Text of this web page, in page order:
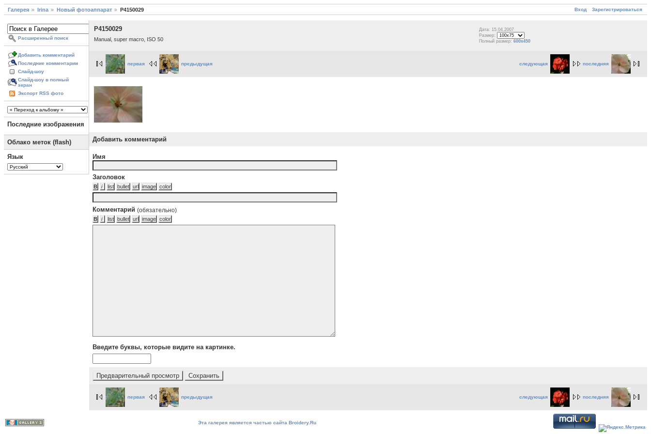
Вход Зарегистрироваться
Галерея Irina Новый фотоаппарат P4150029
Расширенный поиск
Добавить комментарий
Последние комментарии
Слайд-шоу
Слайд-шоу в полный
экран
Экспорт RSS фото
Последние изображения
Облако меток (flash)
Язык
P4150029
Manual, super macro, ISO 50
Дата: 15.04.2007
Размер:
Полный размер: 600x450
следующая последняя
первая предыдущая
Добавить комментарий
Имя
Заголовок
Комментарий (обязательно)
Введите буквы, которые видите на картинке.
следующая последняя
первая предыдущая
Эта галерея является частью сайта Broidery.Ru